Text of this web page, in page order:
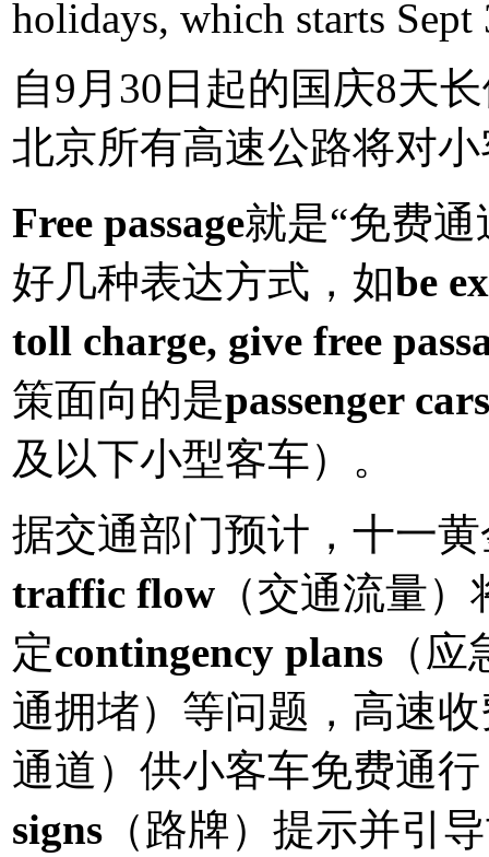
holidays, which starts Sept
自9月30日起的国庆8天
北京所有高速公路将对
Free passage就是“免费
好几种表达方式，如be
toll charge, give free
策面向的是passenger
及以下小型客车）。
据交通部门预计，十一
traffic flow （交通流量
定contingency plans （
通拥堵）等问题，高速
通道）供小客车免费通
signs （路牌）提示并引